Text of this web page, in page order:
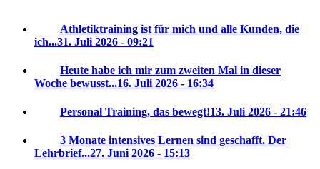
Athletiktraining ist für mich und alle Kunden, die
ich...31. Juli 2026 - 09:21
Heute habe ich mir zum zweiten Mal in dieser
Woche bewusst...16. Juli 2026 - 16:34
Personal Training, das bewegt!13. Juli 2026 - 21:46
3 Monate intensives Lernen sind geschafft. Der
Lehrbrief...27. Juni 2026 - 15:13